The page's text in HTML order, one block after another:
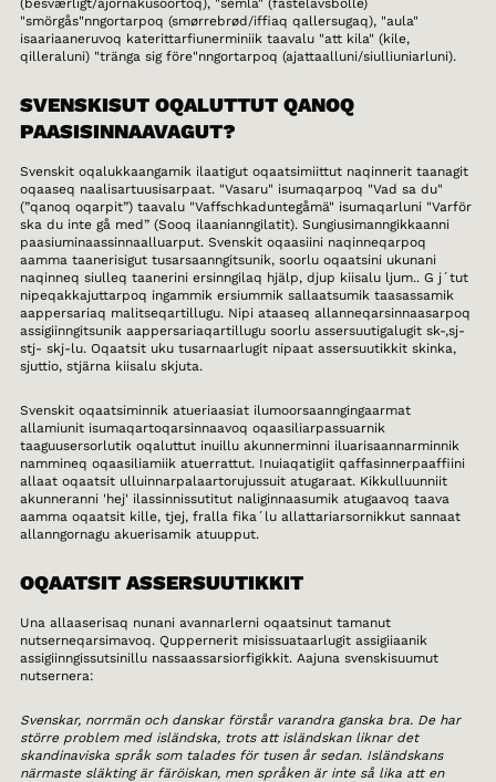
(besværligt/ajornakusoortoq), "semla" (fastelavsbolle)
"smörgås"nngortarpoq (smørrebrød/iffiaq qallersugaq), "aula"
isaariaaneruvoq katerittarfiunerminiik taavalu "att kila" (kile,
qilleraluni) "tränga sig före"nngortarpoq (ajattaalluni/siulliuniarluni).
SVENSKISUT OQALUTTUT QANOQ
PAASISINNAAVAGUT?
Svenskit oqalukkaangamik ilaatigut oqaatsimiittut naqinnerit taanagit
oqaaseq naalisartuusisarpaat. "Vasaru" isumaqarpoq "Vad sa du"
(”qanoq oqarpit”) taavalu "Vaffschkaduntegåmä" isumaqarluni "Varför
ska du inte gå med” (Sooq ilaanianngilatit). Sungiusimanngikkaanni
paasiuminaassinnaalluarput. Svenskit oqaasiini naqinneqarpoq
aamma taanerisigut tusarsaanngitsunik, soorlu oqaatsini ukunani
naqinneq siulleq taanerini ersinngilaq hjälp, djup kiisalu ljum.. G j´tut
nipeqakkajuttarpoq ingammik ersiummik sallaatsumik taasassamik
aappersariaq malitseqartillugu. Nipi ataaseq allanneqarsinnaasarpoq
assigiinngitsunik aappersariaqartillugu soorlu assersuutigalugit sk-,sj-
stj- skj-lu. Oqaatsit uku tusarnaarlugit nipaat assersuutikkit skinka,
sjuttio, stjärna kiisalu skjuta.
Svenskit oqaatsiminnik atueriaasiat ilumoorsaanngingaarmat
allamiunit isumaqartoqarsinnaavoq oqaasiliarpassuarnik
taaguusersorlutik oqaluttut inuillu akunnerminni iluarisaannarminnik
nammineq oqaasiliamiik atuerrattut. Inuiaqatigiit qaffasinnerpaaffiini
allaat oqaatsit ulluinnarpalaartorujussuit atugaraat. Kikkulluunniit
akunneranni 'hej' ilassinnissutitut naliginnaasumik atugaavoq taava
aamma oqaatsit kille, tjej, fralla fika´lu allattariarsornikkut sannaat
allanngornagu akuerisamik atuupput.
OQAATSIT ASSERSUUTIKKIT
Una allaaserisaq nunani avannarlerni oqaatsinut tamanut
nutserneqarsimavoq. Quppernerit misissuataarlugit assigiiaanik
assigiinngissutsinillu nassaassarsiorfigikkit. Aajuna svenskisuumut
nutsernera:
Svenskar, norrmän och danskar förstår varandra ganska bra. De har
större problem med isländska, trots att isländskan liknar det
skandinaviska språk som talades för tusen år sedan. Isländskans
närmaste släkting är färöiskan, men språken är inte så lika att en